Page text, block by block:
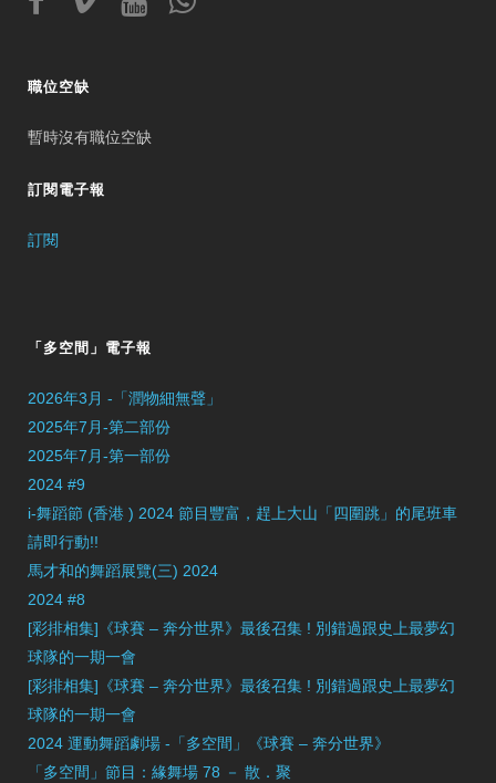
職位空缺
暫時沒有職位空缺
訂閱電子報
訂閱
「多空間」電子報
2026年3月 -「潤物細無聲」
2025年7月-第二部份
2025年7月-第一部份
2024 #9
i-舞蹈節 (香港 ) 2024 節目豐富，趕上大山「四圍跳」的尾班車
請即行動!!
馬才和的舞蹈展覽(三) 2024
2024 #8
[彩排相集]《球賽 – 奔分世界》最後召集 ! 別錯過跟史上最夢幻
球隊的一期一會
[彩排相集]《球賽 – 奔分世界》最後召集 ! 別錯過跟史上最夢幻
球隊的一期一會
2024 運動舞蹈劇場 -「多空間」《球賽 – 奔分世界》
「多空間」節目：緣舞場 78 － 散．聚